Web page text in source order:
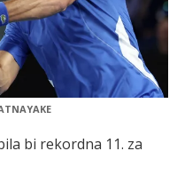
bi rekordna 11. za